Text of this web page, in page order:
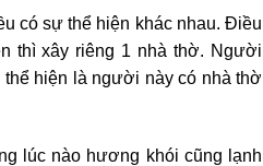
có sự thể hiện khác nhau. Điều
thì xây riêng 1 nhà thờ. Người
hiện là người này có nhà thờ
lúc nào hương khói cũng lạnh